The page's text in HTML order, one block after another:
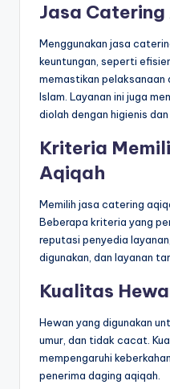
Jasa
Menggunakan jasa
keuntungan, seperti
memastikan pelaksanaan
Islam. Layanan ini juga
diolah dengan higienis
Kriteria
Aqiqah
Memilih jasa catering
Beberapa kriteria yang
reputasi penyedia
digunakan, dan layanan
Kualitas
Hewan yang digunakan
umur, dan tidak cacat.
mempengaruhi
penerima daging aqiqah.